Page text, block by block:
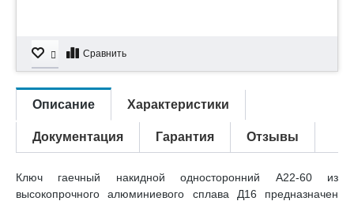
Сравнить
Описание Характеристики
Документация Гарантия Отзывы
Ключ гаечный накидной односторонний А22-60 из
высокопрочного алюминиевого сплава Д16 предназначен